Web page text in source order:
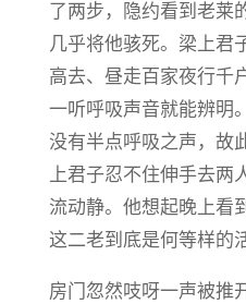
了两步，隐约看到老莱
几乎将他骇死。梁上君
高去、昼走百家夜行千
一听呼吸声音就能辨明
没有半点呼吸之声，故
上君子忍不住伸手去两
流动静。他想起晚上看
这二老到底是何等样的
房门忽然吱呀一声被推